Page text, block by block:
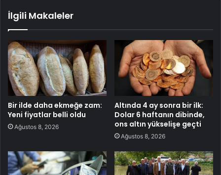
İlgili Makaleler
Bir ilde daha ekmeğe zam:
Yeni fiyatlar belli oldu
Ağustos 8, 2026
Altında 4 ay sonra bir ilk:
Dolar 6 haftanın dibinde,
ons altın yükselişe geçti
Ağustos 8, 2026